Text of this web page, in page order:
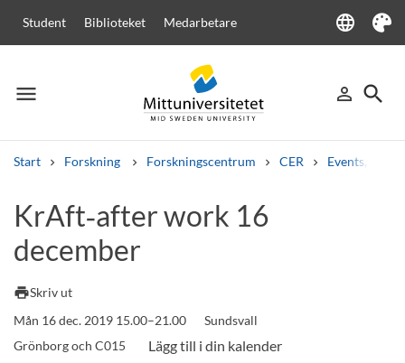
Student Biblioteket Medarbetare language
Language
Tema
menu
Meny person_outline
Logga in
search
Sök
Start Forskning Forskningscentrum CER Events,
Andra söktjänster
Kurser och program
KrAft‑after work 16
december
printSkriv ut
Mån 16 dec. 2019 15.00–21.00
Sundsvall
Grönborg och C015